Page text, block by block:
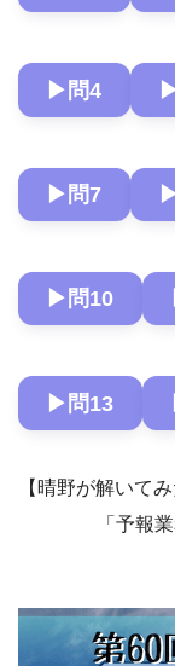
▶︎問4
▶︎問7
▶︎問10
▶︎問13
【晴野が解いて
「予報